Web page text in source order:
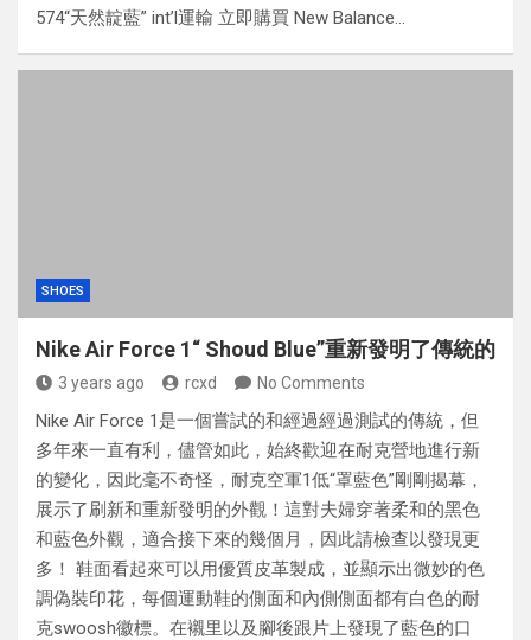
574“天然靛藍” int’l運輸 立即購買 New Balance…
SHOES
Nike Air Force 1“ Shoud Blue”重新發明了傳統的
3 years ago rcxd No Comments
Nike Air Force 1是一個嘗試的和經過經過測試的傳統，但
多年來一直有利，儘管如此，始終歡迎在耐克營地進行新
的變化，因此毫不奇怪，耐克空軍1低“罩藍色”剛剛揭幕，
展示了刷新和重新發明的外觀！這對夫婦穿著柔和的黑色
和藍色外觀，適合接下來的幾個月，因此請檢查以發現更
多！ 鞋面看起來可以用優質皮革製成，並顯示出微妙的色
調偽裝印花，每個運動鞋的側面和內側側面都有白色的耐
克swoosh徽標。在襯里以及腳後跟片上發現了藍色的口